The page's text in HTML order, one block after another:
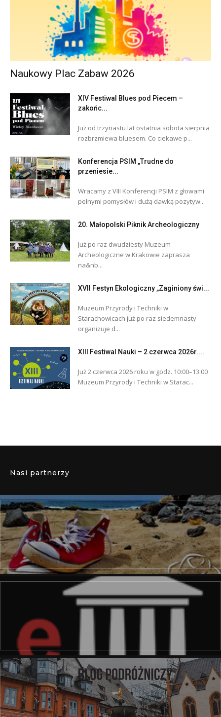
Naukowy Plac Zabaw 2026
XIV Festiwal Blues pod Piecem –
zakońc...
Już od trzynastu lat ostatnia sobota sierpnia
rozbrzmiewa bluesem. Co ciekawe p...
Konferencja PSIM „Trudne do
przeniesie...
Wracamy z VIII Konferencji PSIM z głowami
pełnymi pomysłów i dużą dawką pozytyw...
20. Małopolski Piknik Archeologiczny
Już po raz dwudziesty Muzeum
Archeologiczne w Krakowie zaprasza
na&nb...
XVII Festyn Ekologiczny „Zaginiony świ...
Muzeum Przyrody i Techniki w
Starachowicach już po raz siedemnasty
organizuje d...
XIII Festiwal Nauki – 2 czerwca 2026r....
Już 2 czerwca 2026 roku w godz. 10:00–13:00
Muzeum Przyrody i Techniki w Starac...
Nasi partnerzy